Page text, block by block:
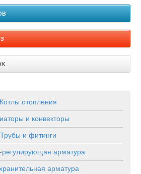
Котлы отопления
и конвекторы
Трубы и фитинги
арматура
арматура